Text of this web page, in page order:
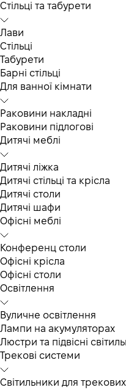
Стільці та табурети
Лави
Стільці
Табурети
Барні стільці
Для ванної кімнати
Раковини накладні
Раковини підлогові
Дитячі меблі
Дитячі ліжка
Дитячі стільці та крісла
Дитячі столи
Дитячі шафи
Офісні меблі
Конференц столи
Офісні крісла
Офісні столи
Освітлення
Вуличне освітлення
Лампи на акумуляторах
Люстри та підвісні
Трекові системи
Світильники для